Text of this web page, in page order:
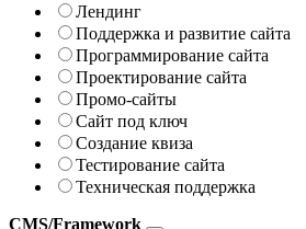
Лендинг
Поддержка и развитие сайта
Программирование сайта
Проектирование сайта
Промо-сайты
Сайт под ключ
Создание квиза
Тестирование сайта
Техническая поддержка
CMS/Framework